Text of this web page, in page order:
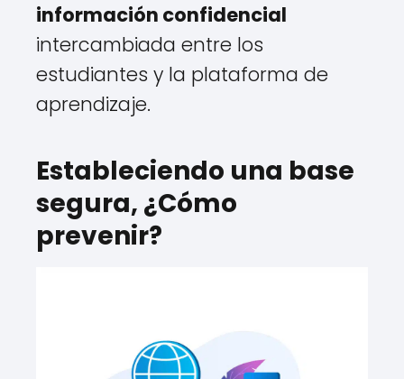
información confidencial
intercambiada entre los
estudiantes y la plataforma de
aprendizaje.
Estableciendo una base
segura, ¿Cómo
prevenir?